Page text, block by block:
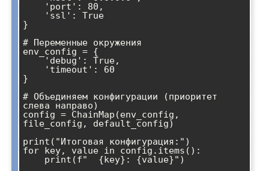
}
# Переменные окружения
env_config = {
    'debug': True,
}
# Объединяем конфигурации (приоритет
слева направо)
config = ChainMap(env_config,
file_config, default_config)
print("Итоговая конфигурация:")
for key, value in config.items():